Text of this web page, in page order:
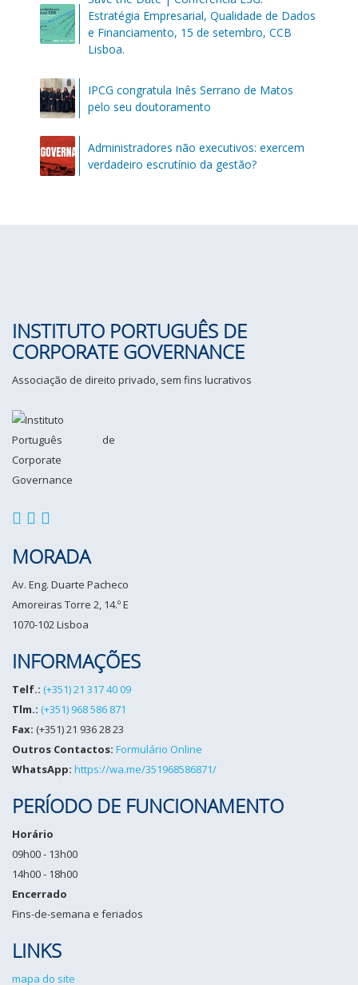
Estratégia Empresarial, Qualidade de Dados
e Financiamento, 15 de setembro, CCB
Lisboa.
IPCG congratula Inês Serrano de Matos
pelo seu doutoramento
Administradores não executivos: exercem
verdadeiro escrutínio da gestão?
INSTITUTO PORTUGUÊS DE
CORPORATE GOVERNANCE
Associação de direito privado, sem fins lucrativos
MORADA
Av. Eng. Duarte Pacheco
Amoreiras Torre 2, 14.º E
1070-102 Lisboa
INFORMAÇÕES
Telf.: (+351) 21 317 40 09
Tlm.: (+351) 968 586 871
Fax: (+351) 21 936 28 23
Outros Contactos: Formulário Online
WhatsApp: https://wa.me/351968586871/
PERÍODO DE FUNCIONAMENTO
Horário
09h00 - 13h00
14h00 - 18h00
Encerrado
Fins-de-semana e feriados
LINKS
mapa do site